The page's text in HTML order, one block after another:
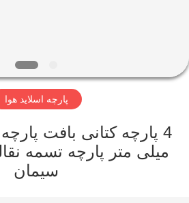
تور
کنترل
پارچه اسلاید هوا
میلی متر پارچه تسمه
سیمان